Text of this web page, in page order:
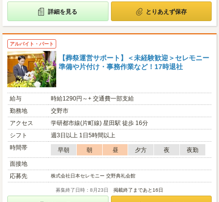
詳細を見る とりあえず保存
アルバイト・パート
【葬祭運営サポート】＜未経験歓迎＞セレモニー
準備や片付け・事務作業など！17時退社
給与
時給1290円～+ 交通費一部支給
勤務地
交野市
アクセス
学研都市線(片町線) 星田駅 徒歩 16分
シフト
週3日以上 1日5時間以上
時間帯
早朝 朝 昼 夕方 夜
夜勤
面接地
応募先
株式会社日本セレモニー 交野典礼会館
募集終了日時：8月23日 掲載終了まであと16日